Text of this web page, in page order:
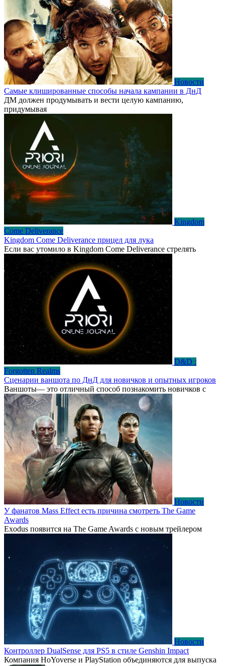
Новости
Самые клишированные способы начала кампании в ДнД
ДМ должен продумывать и вести целую кампанию,
придумывая
Kingdom
Come Deliverance
Kingdom Come Deliverance прицел для лука
Если вас утомило в Kingdom Come Deliverance стрелять
D&D :
Forgotten Realms
Сценарии ваншота по ДнД для новичков и опытных игроков
Ваншоты— это отличный способ познакомить новичков с
Новости
У фанатов Mass Effect есть причина смотреть The Game
Awards
Exodus появится на The Game Awards с новым трейлером
Новости
Контроллер DualSense для PS5 в стиле Genshin Impact
Компания HoYoverse и PlayStation объединяются для выпуска